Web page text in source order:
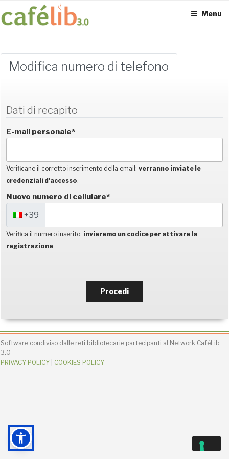
al
ACCESS POINT ATTIVI
0
UTENTI TOTALI
SEDI CONNESSE
Menu
Modifica numero di telefono
Dati di recapito
E-mail personale*
Verificane il corretto inserimento della email: verranno inviate le
credenziali d'accesso.
Nuovo numero di cellulare*
+39
Verifica il numero inserito: invieremo un codice per attivare la
registrazione.
Per autenticarti segui i passaggi che ti saranno
Software condiviso dalle reti bibliotecarie partecipanti al Network CaféLib
3.0
PRIVACY POLICY
COOKIES POLICY